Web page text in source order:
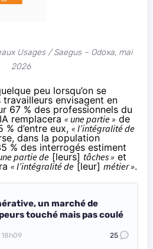
Usages / Saegus – Odoxa, mai
2026
peu lorsqu’on se
envisagent en
67 % des professionnels du
remplacera « une partie » de
% d’entre eux, « l’intégralité de
dans la population
% des interrogés estiment
partie de [leurs] tâches » et
« l’intégralité de [leur] métier ».
un marché de
touché mais pas coulé
25